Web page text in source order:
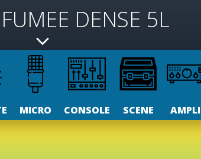
DENSE 5L
MICRO CONSOLE SCENE AMPLI